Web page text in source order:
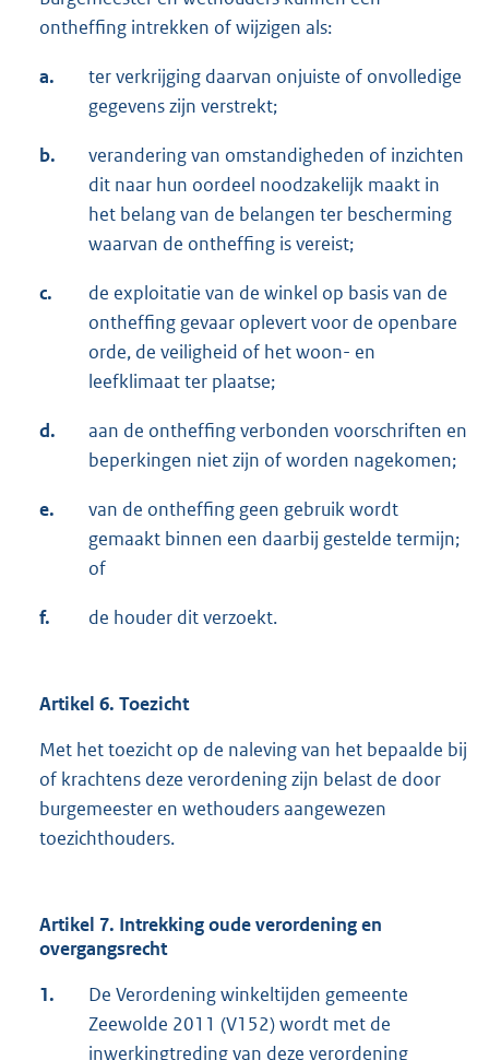
ontheffing intrekken of wijzigen als:
a.
ter verkrijging daarvan onjuiste of onvolledige
gegevens zijn verstrekt;
b.
verandering van omstandigheden of inzichten
dit naar hun oordeel noodzakelijk maakt in
het belang van de belangen ter bescherming
waarvan de ontheffing is vereist;
c.
de exploitatie van de winkel op basis van de
ontheffing gevaar oplevert voor de openbare
orde, de veiligheid of het woon- en
leefklimaat ter plaatse;
d.
aan de ontheffing verbonden voorschriften en
beperkingen niet zijn of worden nagekomen;
e.
van de ontheffing geen gebruik wordt
gemaakt binnen een daarbij gestelde termijn;
of
f. de houder dit verzoekt.
Artikel 6. Toezicht
Met het toezicht op de naleving van het bepaalde bij
of krachtens deze verordening zijn belast de door
burgemeester en wethouders aangewezen
toezichthouders.
Artikel 7. Intrekking oude verordening en
overgangsrecht
1.
De Verordening winkeltijden gemeente
Zeewolde 2011 (V152) wordt met de
inwerkingtreding van deze verordening